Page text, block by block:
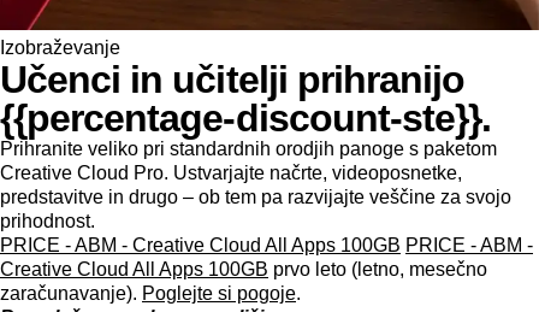
Izobraževanje
Učenci in učitelji prihranijo
{{percentage-discount-ste}}.
Prihranite veliko pri standardnih orodjih panoge s paketom
Creative Cloud Pro. Ustvarjajte načrte, videoposnetke,
predstavitve in drugo – ob tem pa razvijajte veščine za svojo
prihodnost.
PRICE - ABM - Creative Cloud All Apps 100GB PRICE - ABM -
Creative Cloud All Apps 100GB prvo leto (letno, mesečno
zaračunavanje). Poglejte si pogoje.